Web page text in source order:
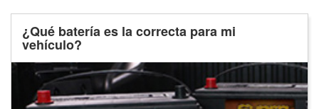
¿Qué batería es la correcta para mi
vehículo?